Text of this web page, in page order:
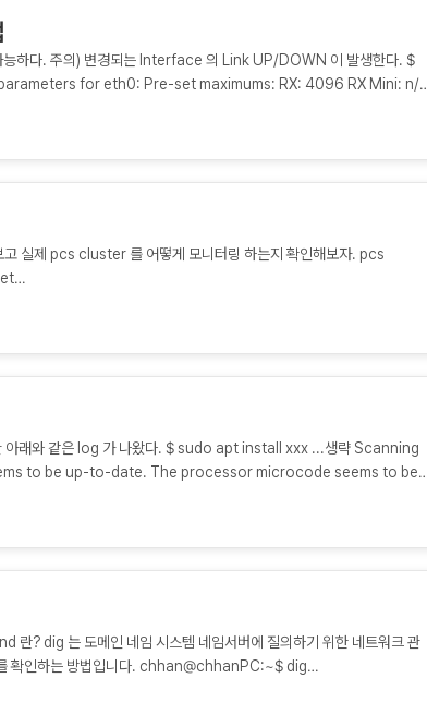
하다. 주의) 변경되는 Interface 의 Link UP/DOWN 이 발생한다. $
for eth0: Pre-set maximums: RX: 4096 RX Mini: n/a
n/a RX Jumbo: n/a TX: 4096 Permanently settings 주로
거나...
제 pcs cluster 를 어떻게 모니터링 하는지 확인해보자. pcs
1.3.0/ha_cluster_exporter-amd64.gz [root@c-node-4
u+x ha_cluster_exporter-amd64 pcs cluster node 에 해당
와 같다. [root@c-node-4 ~]# ./ha_cluster_exporter-amd64 -
context-sensitive help (also try --help-long and --help-
래와 같은 log 가 나왔다. $ sudo apt install xxx ...생략 Scanning
to be up-to-date. The processor microcode seems to be
restarted. No user sessions are running outdated
on this host 무슨 의미와...
란? dig 는 도메인 네임 시스템 네임서버에 질의하기 위한 네트워크 관
확인하는 방법입니다. chhan@chhanPC:~$ dig
;; global options: +cmd ;; Got answer: ;; ->>HEADER<<-
ANSWER: 1, AUTHORITY: 0, ADDITIONAL: 1 ;;...